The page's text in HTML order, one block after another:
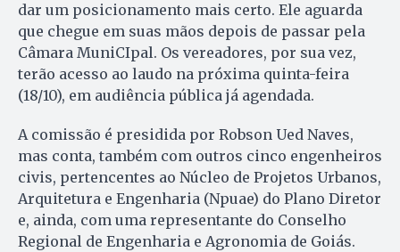
dar um posicionamento mais certo. Ele aguarda
que chegue em suas mãos depois de passar pela
Câmara MuniCIpal. Os vereadores, por sua vez,
terão acesso ao laudo na próxima quinta-feira
(18/10), em audiência pública já agendada.
A comissão é presidida por Robson Ued Naves,
mas conta, também com outros cinco engenheiros
civis, pertencentes ao Núcleo de Projetos Urbanos,
Arquitetura e En­genharia (Npuae) do Plano Diretor
e, ainda, com uma representante do Conselho
Regional de Engenharia e Agrono­mia de Goiás.